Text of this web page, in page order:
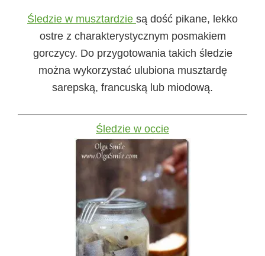
Śledzie w musztardzie są dość pikane, lekko
ostre z charakterystycznym posmakiem
gorczycy. Do przygotowania takich śledzie
można wykorzystać ulubiona musztardę
sarepską, francuską lub miodową.
Śledzie w occie